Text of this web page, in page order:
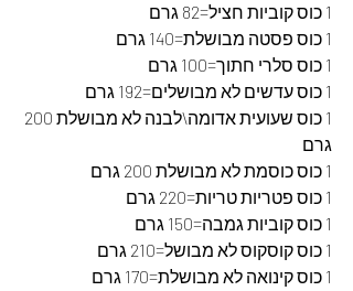
1 כוס קוביות חציל=82 גרם
1 כוס פסטה מבושלת=140 גרם
1 כוס סלרי חתוך=100 גרם
1 כוס עדשים לא מבושלים=192 גרם
גרם
1 כוס כוסמת לא מבושלת 200 גרם
1 כוס פטריות טריות=220 גרם
1 כוס קוביות גמבה=150 גרם
1 כוס קוסקוס לא מבושל=210 גרם
1 כוס קינואה לא מבושלת=170 גרם